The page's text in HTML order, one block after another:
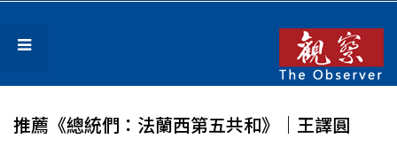
推薦《總統們：法蘭西第五共和》｜王譯圓